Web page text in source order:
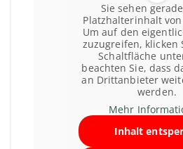
Sie sehen
Platzhalterinhalt von
Um auf den
zuzugreifen, klicken
Schaltfläche
beachten Sie, dass
an Drittanbieter
werden.
Mehr
Inhalt